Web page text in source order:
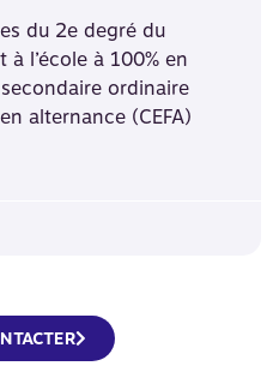
du 2e degré du
l’école à 100% en
ordinaire
alternance (CEFA)